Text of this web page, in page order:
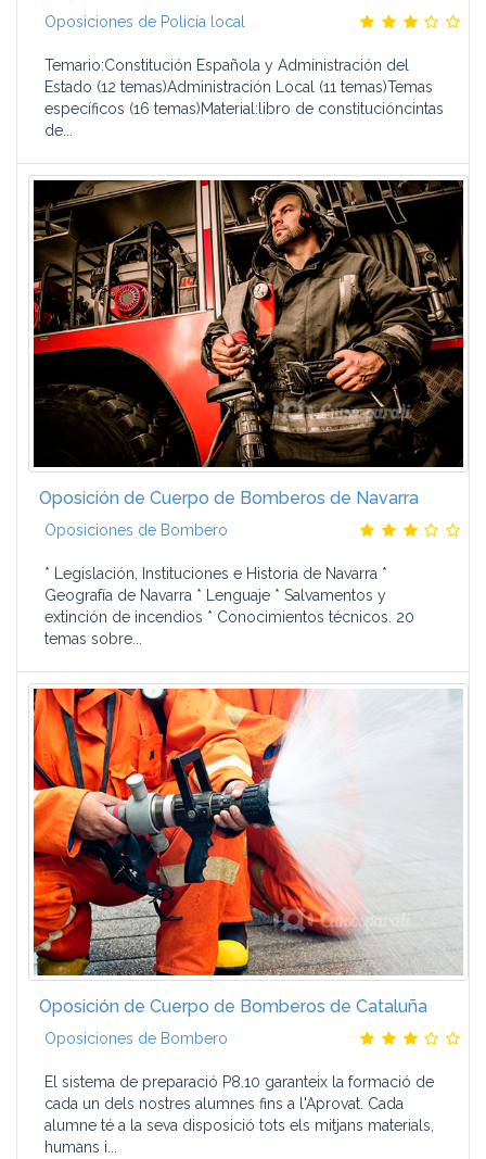
Oposiciones de Policía local
Temario:Constitución Española y Administración del
Estado (12 temas)Administración Local (11 temas)Temas
específicos (16 temas)Material:libro de constitucióncintas
de...
Oposición de Cuerpo de Bomberos de Navarra
Oposiciones de Bombero
* Legislación, Instituciones e Historia de Navarra *
Geografía de Navarra * Lenguaje * Salvamentos y
extinción de incendios * Conocimientos técnicos. 20
temas sobre...
Oposición de Cuerpo de Bomberos de Cataluña
Oposiciones de Bombero
El sistema de preparació P8.10 garanteix la formació de
cada un dels nostres alumnes fins a l'Aprovat. Cada
alumne té a la seva disposició tots els mitjans materials,
humans i...